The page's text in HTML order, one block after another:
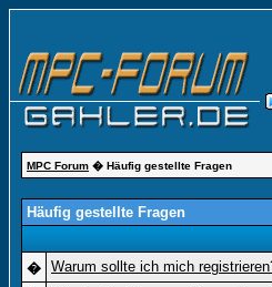
MPC Forum � Häufig gestellte Fragen
Häufig gestellte Fragen
� Warum sollte ich mich